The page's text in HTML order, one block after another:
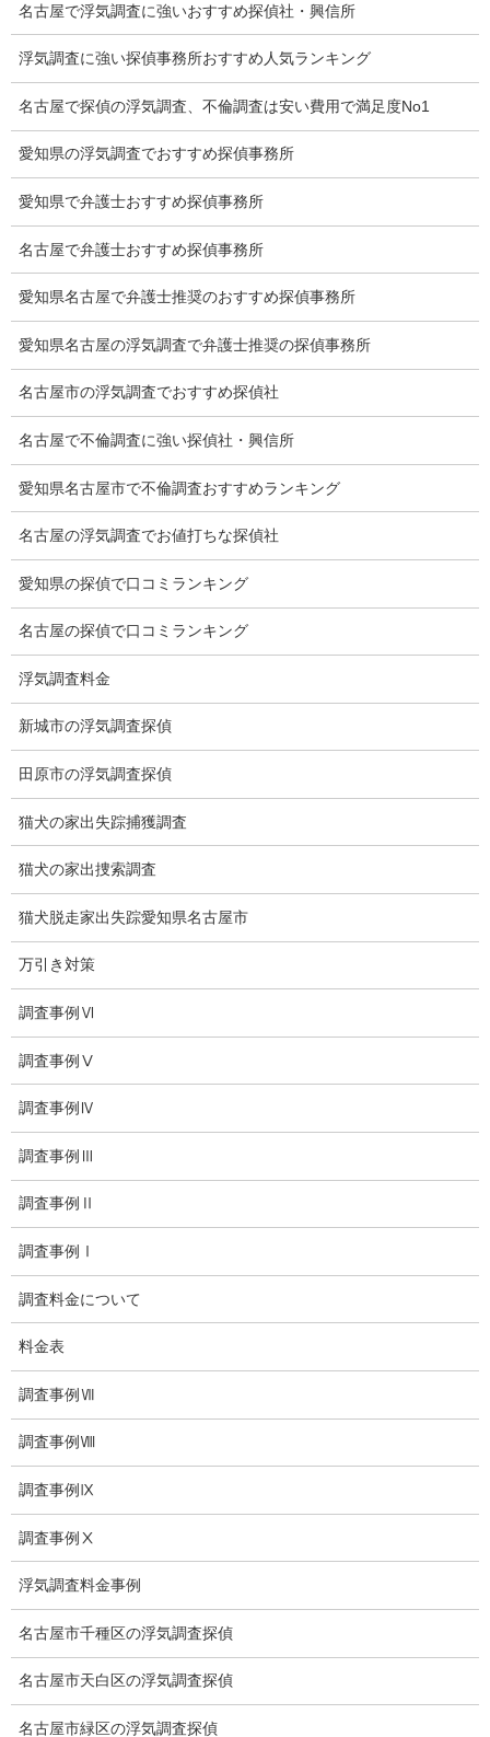
浮気をする人
損害保険調査
会社沿革
プライバシーポリシー
探偵業法
法令遵守
推奨・提携法律事務所
ブログ
探偵エッセイ
探偵コラム
探偵日記
夫婦の信頼関係
お知らせ
いじめ相談
子供の虐待
児童虐待防止対策
日本版DBS
お問い合わせ
愛知県内出張面談実施中
浮気調査専門
結婚前の行動調査
結婚調査
愛知探偵
愛知県探偵
探偵愛知県
愛知調査
盗聴調査名古屋
不倫名古屋愛知
名古屋で浮気調査に強いおすすめ探偵社・興信所
浮気調査に強い探偵事務所おすすめ人気ランキング
名古屋で探偵の浮気調査、不倫調査は安い費用で満足度No1
愛知県の浮気調査でおすすめ探偵事務所
愛知県で弁護士おすすめ探偵事務所
名古屋で弁護士おすすめ探偵事務所
愛知県名古屋で弁護士推奨のおすすめ探偵事務所
愛知県名古屋の浮気調査で弁護士推奨の探偵事務所
名古屋市の浮気調査でおすすめ探偵社
名古屋で不倫調査に強い探偵社・興信所
愛知県名古屋市で不倫調査おすすめランキング
名古屋の浮気調査でお値打ちな探偵社
愛知県の探偵で口コミランキング
名古屋の探偵で口コミランキング
浮気調査料金
新城市の浮気調査探偵
田原市の浮気調査探偵
猫犬の家出失踪捕獲調査
猫犬の家出捜索調査
猫犬脱走家出失踪愛知県名古屋市
万引き対策
調査事例Ⅵ
調査事例Ⅴ
調査事例Ⅳ
調査事例Ⅲ
調査事例Ⅱ
調査事例Ⅰ
調査料金について
料金表
調査事例Ⅶ
調査事例Ⅷ
調査事例Ⅸ
調査事例Ⅹ
浮気調査料金事例
名古屋市千種区の浮気調査探偵
名古屋市天白区の浮気調査探偵
名古屋市緑区の浮気調査探偵